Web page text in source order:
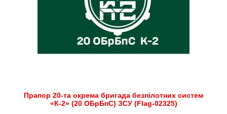
Прапор 20-та окрема бригада безпілотних систем
«К-2» (20 ОБрБпС) ЗСУ (Flag-02325)